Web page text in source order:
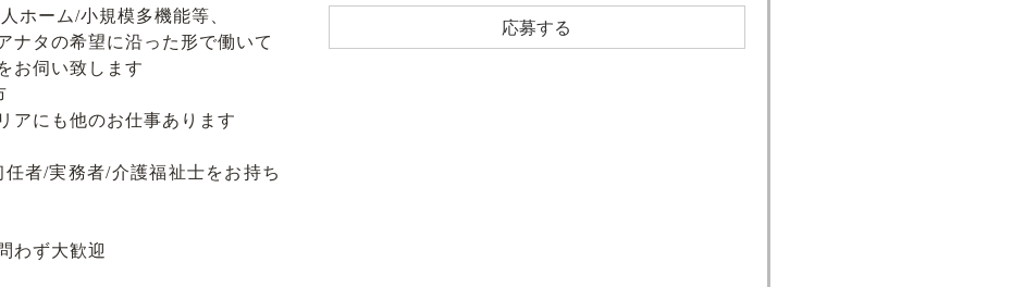
ホーム/小規模多機能等、
ナタの希望に沿った形で働いて
お伺い致します
にも他のお仕事あります
者/実務者/介護福祉士をお持ち
わず大歓迎
応募する